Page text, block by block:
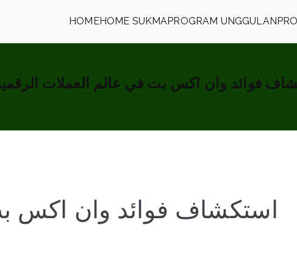
HOMEHOME SUKMAPROGRAM UNGGULAN
فوائد وان اكس بت في عالم العملات
استكشاف فوائد وان اكس